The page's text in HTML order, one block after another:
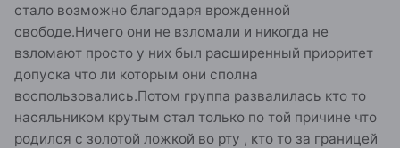
стало возможно благодаря врожденной
свободе.Ничего они не взломали и никогда не
взломают просто у них был расширенный приоритет
допуска что ли которым они сполна
воспользовались.Потом группа развалилась кто то
насяльником крутым стал только по той причине что
родился с золотой ложкой во рту , кто то за границей